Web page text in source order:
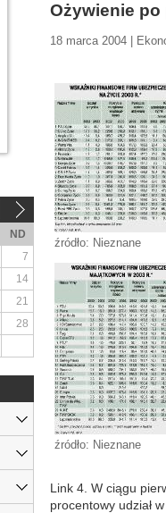
Ożywienie
18 marca 2004 |
źródło: Nieznane
źródło: Nieznane
Link 4. W ciągu
procentowy udział w
ND
7
14
21
28